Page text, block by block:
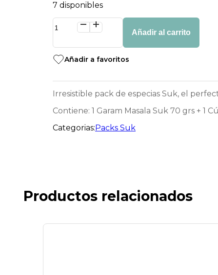
7 disponibles
regalo
especias
Suk
Añadir al carrito
Añadir a favoritos
Irresistible pack de especias Suk, el
Contiene: 1 Garam Masala Suk 70 grs + 1
Categorias: Packs Suk
Productos relacionados